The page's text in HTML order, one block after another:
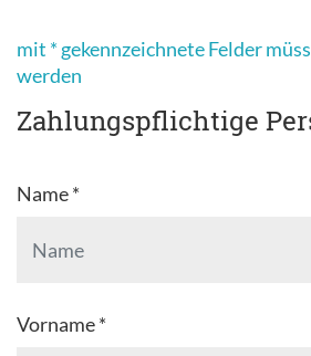
mit * gekennzeichnete Felder
werden
Zahlungspflichtige
Name *
Vorname *